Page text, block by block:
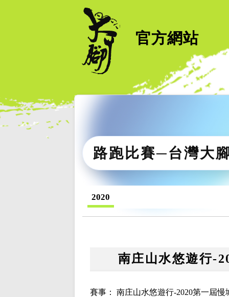
官方網站
路跑比賽─台灣大
2020
南庄山水悠遊行-
賽事： 南庄山水悠遊行-2020第一屆慢